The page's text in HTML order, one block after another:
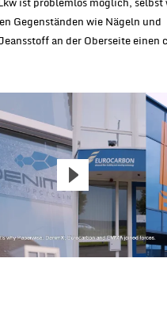
ist problemlos möglich, selbst
Gegenständen wie Nägeln und
an der Oberseite einen